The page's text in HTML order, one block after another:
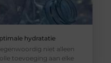
hydratatie
niet alleen
toevoeging aan elke